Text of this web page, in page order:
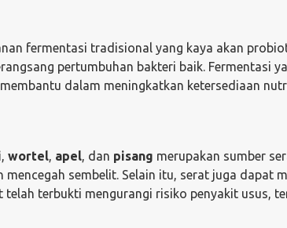
fermentasi tradisional yang kaya akan
pertumbuhan bakteri baik. Fermentasi
dalam meningkatkan ketersediaan
, wortel, apel, dan pisang merupakan sumber
sembelit. Selain itu, serat juga dapat
terbukti mengurangi risiko penyakit usus,